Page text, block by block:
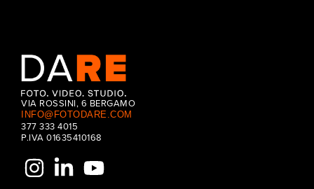
VIA ROSSINI, 6 BERGAMO
INFO@FOTODARE.COM
377 333 4015
P.IVA 01635410168